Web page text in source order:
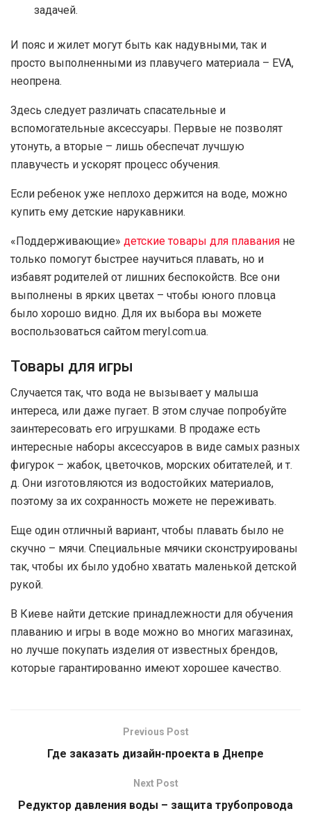
задачей.
И пояс и жилет могут быть как надувными, так и
просто выполненными из плавучего материала – EVA,
неопрена.
Здесь следует различать спасательные и
вспомогательные аксессуары. Первые не позволят
утонуть, а вторые – лишь обеспечат лучшую
плавучесть и ускорят процесс обучения.
Если ребенок уже неплохо держится на воде, можно
купить ему детские нарукавники.
«Поддерживающие» детские товары для плавания не
только помогут быстрее научиться плавать, но и
избавят родителей от лишних беспокойств. Все они
выполнены в ярких цветах – чтобы юного пловца
было хорошо видно. Для их выбора вы можете
воспользоваться сайтом meryl.com.ua.
Товары для игры
Случается так, что вода не вызывает у малыша
интереса, или даже пугает. В этом случае попробуйте
заинтересовать его игрушками. В продаже есть
интересные наборы аксессуаров в виде самых разных
фигурок – жабок, цветочков, морских обитателей, и т.
д. Они изготовляются из водостойких материалов,
поэтому за их сохранность можете не переживать.
Еще один отличный вариант, чтобы плавать было не
скучно – мячи. Специальные мячики сконструированы
так, чтобы их было удобно хватать маленькой детской
рукой.
В Киеве найти детские принадлежности для обучения
плаванию и игры в воде можно во многих магазинах,
но лучше покупать изделия от известных брендов,
которые гарантированно имеют хорошее качество.
Previous Post
Где заказать дизайн-проекта в Днепре
Next Post
Редуктор давления воды – защита трубопровода